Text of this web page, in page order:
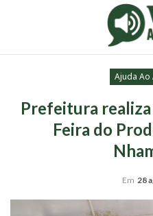
Ajuda
Prefeitura
Feira do
Em 28